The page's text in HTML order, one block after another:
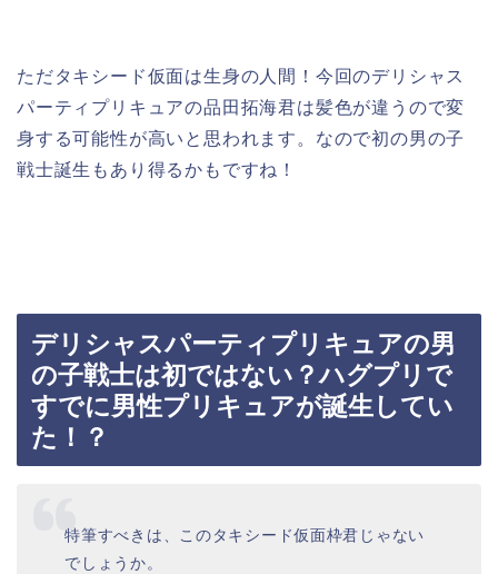
ただタキシード仮面は生身の人間！今回のデリシャス
パーティプリキュアの品田拓海君は髪色が違うので変
身する可能性が高いと思われます。なので初の男の子
戦士誕生もあり得るかもですね！
デリシャスパーティプリキュアの男
の子戦士は初ではない？ハグプリで
すでに男性プリキュアが誕生してい
た！？
特筆すべきは、このタキシード仮面枠君じゃない
でしょうか。